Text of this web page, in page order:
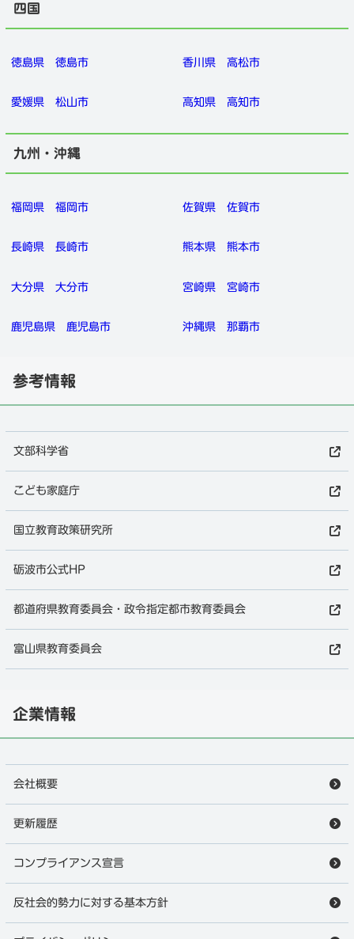
四国
徳島県 徳島市 香川県 高松市
愛媛県 松山市 高知県 高知市
九州・沖縄
福岡県 福岡市 佐賀県 佐賀市
長崎県 長崎市 熊本県 熊本市
大分県 大分市 宮崎県 宮崎市
鹿児島県 鹿児島市 沖縄県 那覇市
参考情報
文部科学省
こども家庭庁
国立教育政策研究所
砺波市公式HP
都道府県教育委員会・政令指定都市教育委員会
富山県教育委員会
企業情報
会社概要
更新履歴
コンプライアンス宣言
反社会的勢力に対する基本方針